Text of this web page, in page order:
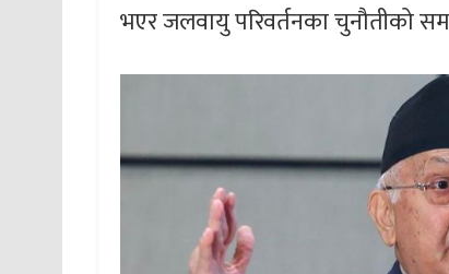
भएर जलवायु परिवर्तनका चुनौतीको